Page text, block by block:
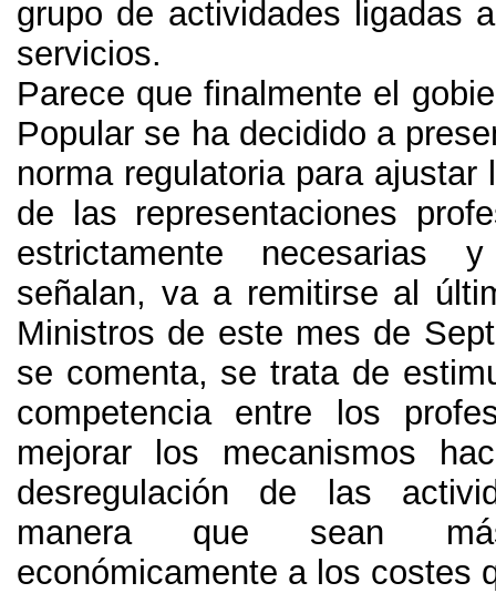
grupo de actividades ligadas
servicios.
Parece que finalmente el
Popular se ha decidido a
norma regulatoria para ajustar
de las representaciones
estrictamente necesarias
señalan, va a remitirse al
Ministros de este mes de
se comenta, se trata de
competencia entre los
mejorar los mecanismos
desregulación de las
manera que sean
económicamente a los costes